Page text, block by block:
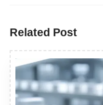
Related Post